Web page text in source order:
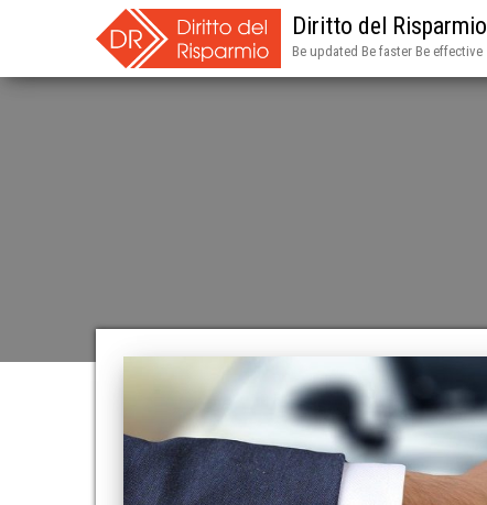
Diritto del Risparmio
Be updated Be faster Be effective